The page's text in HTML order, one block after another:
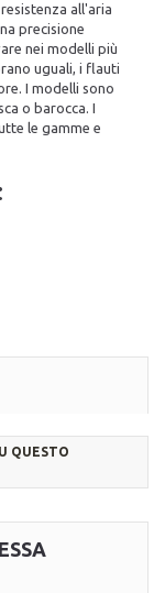
all'aria
precisione
nei modelli più
uguali, i flauti
I modelli sono
o barocca. I
le gamme e
QUESTO